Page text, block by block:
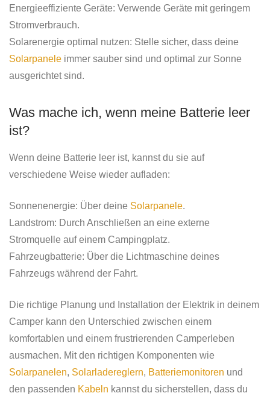
Energieeffiziente Geräte: Verwende Geräte mit geringem
Stromverbrauch.
Solarenergie optimal nutzen: Stelle sicher, dass deine
Solarpanele immer sauber sind und optimal zur Sonne
ausgerichtet sind.
Was mache ich, wenn meine Batterie leer
ist?
Wenn deine Batterie leer ist, kannst du sie auf
verschiedene Weise wieder aufladen:
Sonnenenergie: Über deine Solarpanele.
Landstrom: Durch Anschließen an eine externe
Stromquelle auf einem Campingplatz.
Fahrzeugbatterie: Über die Lichtmaschine deines
Fahrzeugs während der Fahrt.
Die richtige Planung und Installation der Elektrik in deinem
Camper kann den Unterschied zwischen einem
komfortablen und einem frustrierenden Camperleben
ausmachen. Mit den richtigen Komponenten wie
Solarpanelen, Solarladereglern, Batteriemonitoren und
den passenden Kabeln kannst du sicherstellen, dass du